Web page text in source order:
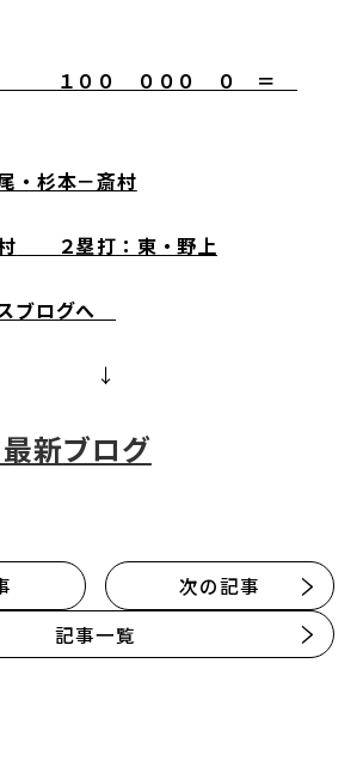
Ａ １００ ０００ ０ ＝
杉本－斎村
２塁打：東・野上
ブログへ
↓
新ブログ
記事一覧
次の記事